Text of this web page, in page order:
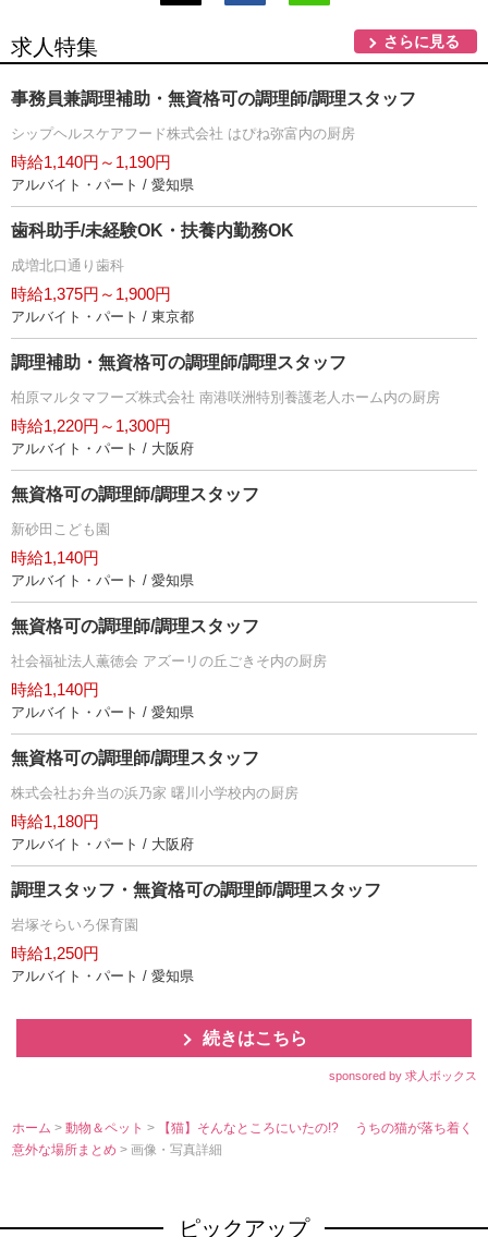
求人特集 さらに見る
事務員兼調理補助・無資格可の調理師/調理スタッフ
シップヘルスケアフード株式会社 はぴね弥富内の厨房
時給1,140円～1,190円
アルバイト・パート / 愛知県
歯科助手/未経験OK・扶養内勤務OK
成増北口通り歯科
時給1,375円～1,900円
アルバイト・パート / 東京都
調理補助・無資格可の調理師/調理スタッフ
柏原マルタマフーズ株式会社 南港咲洲特別養護老人ホーム内の厨房
時給1,220円～1,300円
アルバイト・パート / 大阪府
無資格可の調理師/調理スタッフ
新砂田こども園
時給1,140円
アルバイト・パート / 愛知県
無資格可の調理師/調理スタッフ
社会福祉法人薫徳会 アズーリの丘ごきそ内の厨房
時給1,140円
アルバイト・パート / 愛知県
無資格可の調理師/調理スタッフ
株式会社お弁当の浜乃家 曙川小学校内の厨房
時給1,180円
アルバイト・パート / 大阪府
調理スタッフ・無資格可の調理師/調理スタッフ
塚そらいろ保育園
時給1,250円
アルバイト・パート / 愛知県
続きはこちら
sponsored by 求人ボックス
ホーム >動物＆ペット>
【猫】そんなところにいたの!? うちの猫が落ち着く
意外な場所まとめ> 画像・写真詳細
ピックアップ